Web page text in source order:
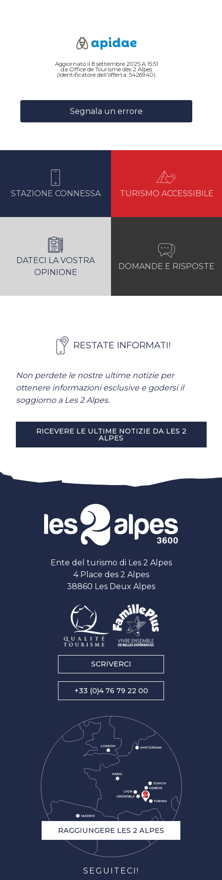
Aggiornato il 8 settembre 2025 A 15:51
da Office de Tourisme des 2 Alpes
(Identificatore dell'offerta: 5426940)
Segnala un errore
STAZIONE CONNESSA TURISMO ACCESSIBILE
DATECI LA VOSTRA
OPINIONE
DOMANDE E RISPOSTE
RESTATE INFORMATI!
Non perdete le nostre ultime notizie per
ottenere informazioni esclusive e godersi il
soggiorno a Les 2 Alpes.
RICEVERE LE ULTIME NOTIZIE DA LES 2
ALPES
Ente del turismo di Les 2 Alpes
4 Place des 2 Alpes
38860 Les Deux Alpes
SCRIVERCI
+33 (0)4 76 79 22 00
RAGGIUNGERE LES 2 ALPES
SEGUITECI!